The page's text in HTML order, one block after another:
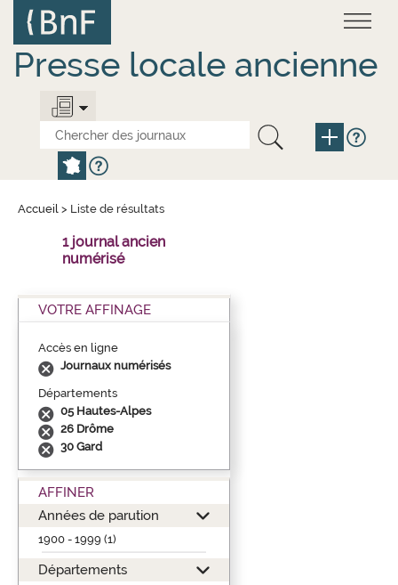
contenu
principal
Presse locale ancienne
Accueil > Liste de résultats
1 journal ancien
numérisé
VOTRE AFFINAGE
Accès en ligne
Journaux numérisés
Départements
05 Hautes-Alpes
26 Drôme
30 Gard
AFFINER
Années de parution
1900 - 1999 (1)
Départements
Panneau de gestion des cookies